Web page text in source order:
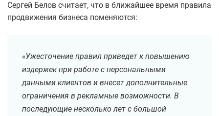
Сергей Белов считает, что в ближайшее время правила
продвижения бизнеса поменяются:
«Ужесточение правил приведет к повышению
издержек при работе с персональными
данными клиентов и внесет дополнительные
ограничения в рекламные возможности. В
последующие несколько лет с большой